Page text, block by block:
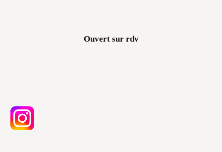
Ouvert sur rdv